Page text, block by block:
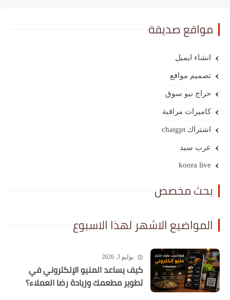
مواقع صديقة
انشاء ايميل
تصميم مواقع
حراج نيو سوق
كاميرات مراقبة
اشتراك chatgpt
عرب سيد
koora live
بحث مخصص
المواضيع الاشهر لهذا الاسبوع
يوليو 3, 2026
كيف يساعد المنيو الإلكتروني في
تطوير مطعمك وزيادة رضا العملاء؟